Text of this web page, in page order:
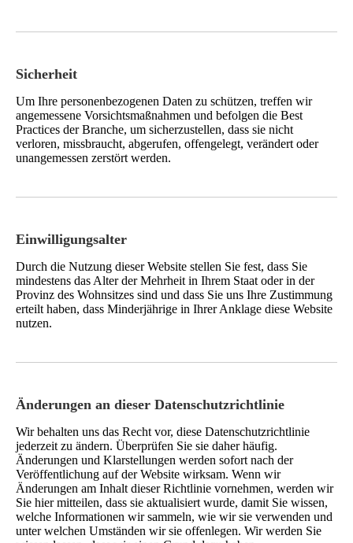
Sicherheit
Um Ihre personenbezogenen Daten zu schützen, treffen wir
angemessene Vorsichtsmaßnahmen und befolgen die Best
Practices der Branche, um sicherzustellen, dass sie nicht
verloren, missbraucht, abgerufen, offengelegt, verändert oder
unangemessen zerstört werden.
Einwilligungsalter
Durch die Nutzung dieser Website stellen Sie fest, dass Sie
mindestens das Alter der Mehrheit in Ihrem Staat oder in der
Provinz des Wohnsitzes sind und dass Sie uns Ihre Zustimmung
erteilt haben, dass Minderjährige in Ihrer Anklage diese Website
nutzen.
Änderungen an dieser Datenschutzrichtlinie
Wir behalten uns das Recht vor, diese Datenschutzrichtlinie
jederzeit zu ändern. Überprüfen Sie sie daher häufig.
Änderungen und Klarstellungen werden sofort nach der
Veröffentlichung auf der Website wirksam. Wenn wir
Änderungen am Inhalt dieser Richtlinie vornehmen, werden wir
Sie hier mitteilen, dass sie aktualisiert wurde, damit Sie wissen,
welche Informationen wir sammeln, wie wir sie verwenden und
unter welchen Umständen wir sie offenlegen. Wir werden Sie